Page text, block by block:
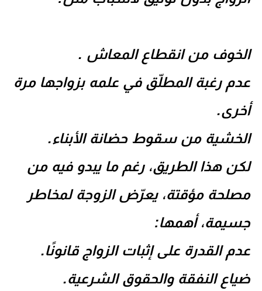
الخوف من انقطاع المعاش .
عدم رغبة المطلّق في علمه بزواجها مرة
أخرى.
الخشية من سقوط حضانة الأبناء.
لكن هذا الطريق، رغم ما يبدو فيه من
مصلحة مؤقتة، يعرّض الزوجة لمخاطر
جسيمة، أهمها:
عدم القدرة على إثبات الزواج قانونًا.
ضياع النفقة والحقوق الشرعية.